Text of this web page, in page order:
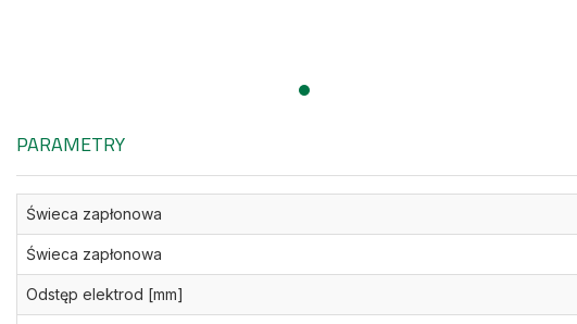
PARAMETRY
Świeca zapłonowa
Świeca zapłonowa
Odstęp elektrod [mm]